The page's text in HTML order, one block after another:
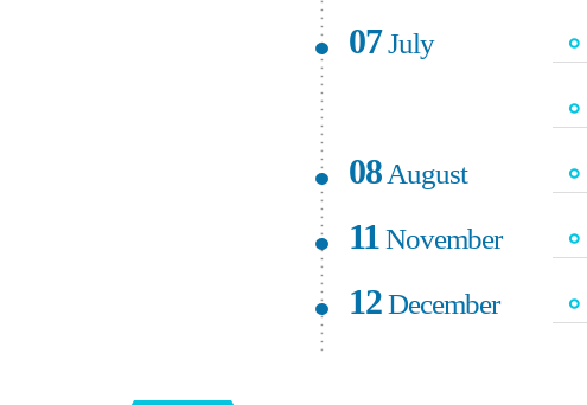
07July
08 August
11November
12December